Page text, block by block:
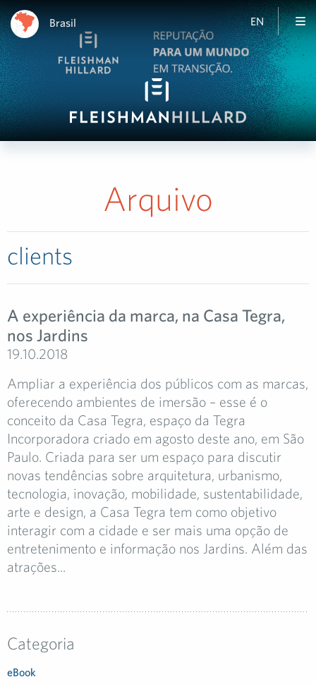
Brasil EN
Arquivo
clients
A experiência da marca, na Casa Tegra,
nos Jardins
19.10.2018
Ampliar a experiência dos públicos com as marcas,
oferecendo ambientes de imersão – esse é o
conceito da Casa Tegra, espaço da Tegra
Incorporadora criado em agosto deste ano, em São
Paulo. Criada para ser um espaço para discutir
novas tendências sobre arquitetura, urbanismo,
tecnologia, inovação, mobilidade, sustentabilidade,
arte e design, a Casa Tegra tem como objetivo
interagir com a cidade e ser mais uma opção de
entretenimento e informação nos Jardins. Além das
atrações...
Categoria
eBook